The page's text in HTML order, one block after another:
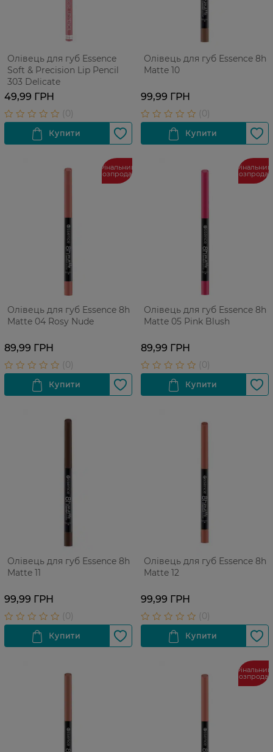
Олівець для губ Essence
Soft & Precision Lip Pencil
303 Delicate
49,99 ГРН
Олівець для губ Еssence 8h
Matte 10
99,99 ГРН
Фінальний
розпродаж
Олівець для губ Essence 8h
Matte 04 Rosy Nude
89,99 ГРН
Фінальний
розпродаж
Олівець для губ Essence 8h
Matte 05 Pink Blush
89,99 ГРН
Олівець для губ Еssence 8h
Matte 11
99,99 ГРН
Олівець для губ Еssence 8h
Matte 12
99,99 ГРН
Фінальний
розпродаж